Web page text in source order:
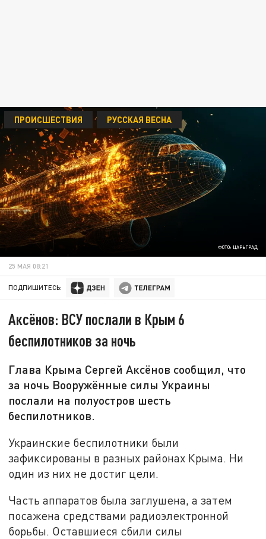
ФОТО: ЦАРЬГРАД
ПРОИСШЕСТВИЯ РУССКАЯ ВЕСНА
25 МАЯ 08:21
ПОДПИШИТЕСЬ:
Аксёнов: ВСУ послали в Крым 6
беспилотников за ночь
Глава Крыма Сергей Аксёнов сообщил, что
за ночь Вооружённые силы Украины
послали на полуостров шесть
беспилотников.
Украинские беспилотники были
зафиксированы в разных районах Крыма. Ни
один из них не достиг цели.
Часть аппаратов была заглушена, а затем
посажена средствами радиоэлектронной
борьбы. Оставшиеся сбили силы